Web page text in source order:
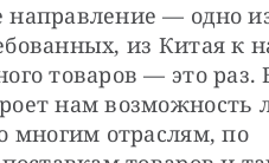
— одно
из Китая к
товаров — это раз.
нам возможность
многим отраслям, по